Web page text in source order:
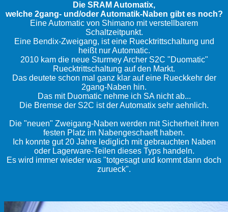
Die SRAM Automatix,
welche 2gang- und/oder Automatik-Naben gibt es noch?
Eine Automatic von Shimano mit verstellbarem
Schaltzeitpunkt.
Eine Bendix-Zweigang, ist eine Ruecktrittschaltung und
heißt nur Automatic.
2010 kam die neue Sturmey Archer S2C "Duomatic"
Ruecktrittschaltung auf den Markt.
Das deutete schon mal ganz klar auf eine Rueckkehr der
2gang-Naben hin.
Das mit Duomatic nehme ich SA nicht ab...
Die Bremse der S2C ist der Automatix sehr aehnlich.
Die "neuen" Zweigang-Naben werden mit Sicherheit ihren
festen Platz im Nabengeschaeft haben.
Ich konnte gut 20 Jahre lediglich mit gebrauchten Naben
oder Lagerware-Teilen dieses Typs handeln.
Es wird immer wieder was "totgesagt und kommt dann doch
zurueck".